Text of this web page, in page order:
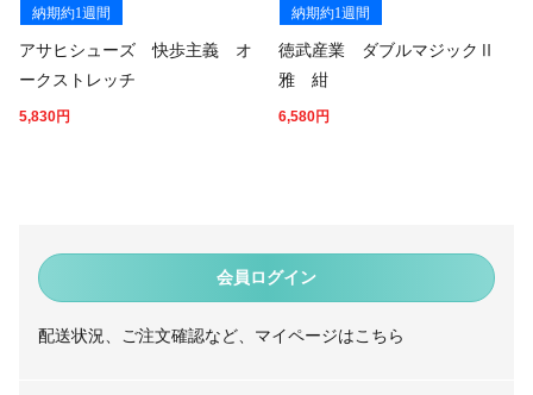
会員ログイン
配送状況、ご注文確認など、マイページはこちら
納期約1週間
アサヒシューズ 快歩主義 オ
ークストレッチ
5,830円
納期約1週間
徳武産業 ダブルマジックⅡ
雅 紺
6,580円